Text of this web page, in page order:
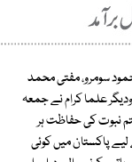
سومرو، مفتی محمد
علما کرام نے جمعہ
نبوت کی حفاظت ہر
پاکستان میں کوئی